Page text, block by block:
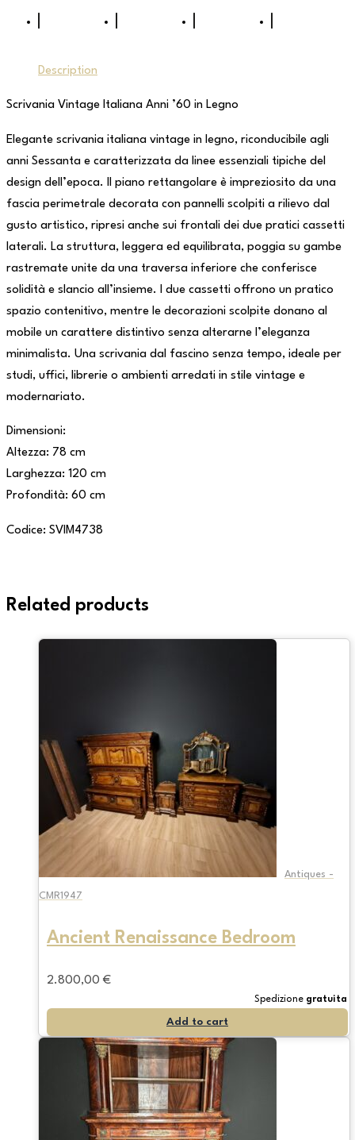
Description
Scrivania Vintage Italiana Anni ’60 in Legno
Elegante scrivania italiana vintage in legno, riconducibile agli
anni Sessanta e caratterizzata da linee essenziali tipiche del
design dell’epoca. Il piano rettangolare è impreziosito da una
fascia perimetrale decorata con pannelli scolpiti a rilievo dal
gusto artistico, ripresi anche sui frontali dei due pratici cassetti
laterali. La struttura, leggera ed equilibrata, poggia su gambe
rastremate unite da una traversa inferiore che conferisce
solidità e slancio all’insieme. I due cassetti offrono un pratico
spazio contenitivo, mentre le decorazioni scolpite donano al
mobile un carattere distintivo senza alterarne l’eleganza
minimalista. Una scrivania dal fascino senza tempo, ideale per
studi, uffici, librerie o ambienti arredati in stile vintage e
modernariato.
Dimensioni:
Altezza: 78 cm
Larghezza: 120 cm
Profondità: 60 cm
Codice: SVIM4738
Related products
Antiques -
CMR1947
Ancient Renaissance Bedroom
2.800,00 €
Spedizione gratuita
Add to cart